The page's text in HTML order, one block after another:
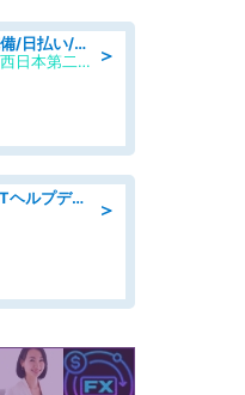
＞
自動車製品の加工・運搬/寮完備/日払い/工場・製造
UTエージェント株式会社AGT西日本第二CU
＞
8月開始/外資系保険業界でのITヘルプデスク業務/駅近/即日勤務可/ヘルプデスク